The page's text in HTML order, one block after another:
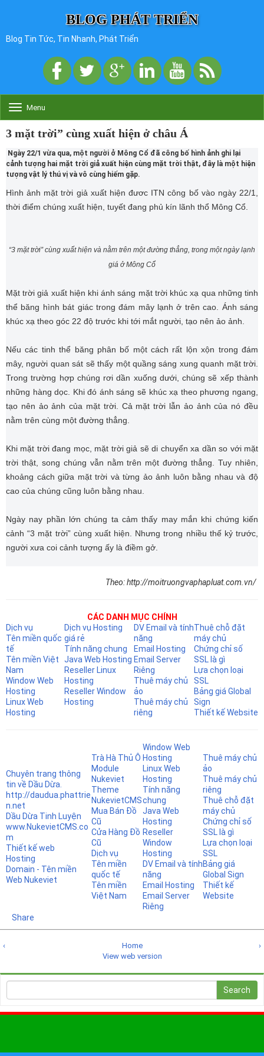
BLOG PHÁT TRIỂN
Blog Tin Tức, Tin Nhanh, Phát Triển
o
g
g
l
e
n
v
i
n
Menu
3 mặt trời” cùng xuất hiện ở châu Á
Ngày 22/1 vừa qua, một người ở Mông Cổ đã công bố hình ảnh ghi lại
cảnh tượng hai mặt trời giả xuất hiện cùng mặt trời thật, đây là một hiện
tượng vật lý thú vị và vô cùng hiếm gặp.
Hình ảnh mặt trời giả xuất hiện đươc ITN công bố vào ngày 22/1,
thời điểm chúng xuất hiện, tuyết đang phủ kín lãnh thổ Mông Cổ.
“3 mặt trời” cùng xuất hiện và nằm trên một đường thẳng, trong một ngày lạnh
giá ở Mông Cổ
Mặt trời giả xuất hiện khi ánh sáng mặt trời khúc xạ qua những tinh
thể băng hình bát giác trong đám mây lạnh ở trên cao. Ánh sáng
khúc xạ theo góc 22 độ trước khi tới mắt người, tạo nên ảo ảnh.
Nếu các tinh thể băng phân bố một cách rất lộn xộn trong đám
mây, người quan sát sẽ thấy một quầng sáng xung quanh mặt trời.
Trong trường hợp chúng rơi dần xuống dưới, chúng sẽ xếp thành
những hàng dọc. Khi đó ánh sáng sẽ khúc xạ theo phương ngang,
tạo nên ảo ảnh của mặt trời. Cả mặt trời lẫn ảo ảnh của nó đều
nằm trên cùng một đường thẳng.
Khi mặt trời đang mọc, mặt trời giả sẽ di chuyển xa dần so với mặt
trời thật, song chúng vẫn nằm trên một đường thẳng. Tuy nhiên,
khoảng cách giữa mặt trời và từng ảo ảnh luôn bằng nhau và độ
cao của chúng cũng luôn bằng nhau.
Ngày nay phần lớn chúng ta cảm thấy may mắn khi chứng kiến
cảnh “3 mặt trời” cùng xuất hiện. Nhưng trong nhiều thế kỷ trước,
người xưa coi cảnh tượng ấy là điềm gở.
Theo: http://moitruongvaphapluat.com.vn/
CÁC DANH MỤC CHÍNH
Dịch vụ
Tên miền quốc
tế
Tên miền Việt
Nam
Window Web
Hosting
Linux Web
Hosting
Dịch vụ Hosting
giá rẻ
Tính năng chung
Java Web Hosting
Reseller Linux
Hosting
Reseller Window
Hosting
DV Email và tính
năng
Email Hosting
Email Server
Riêng
Thuê máy chủ
ảo
Thuê máy chủ
riêng
Thuê chỗ đặt
máy chủ
Chứng chỉ số
SSL là gì
Lựa chọn loại
SSL
Bảng giá Global
Sign
Thiết kế Website
Chuyên trang thông
tin về Dầu Dừa.
http://daudua.phattrie
n.net
Dầu Dừa Tinh Luyện
www.NukevietCMS.co
m
Thiết kế web
Hosting
Domain - Tên miền
Web Nukeviet
Trà Hà Thủ Ô
Module
Nukeviet
Theme
NukevietCMS
Mua Bán Đồ
Cũ
Cửa Hàng Đồ
Cũ
Dịch vụ
Tên miền
quốc tế
Tên miền
Việt Nam
Window Web
Hosting
Linux Web
Hosting
Tính năng
chung
Java Web
Hosting
Reseller
Window
Hosting
DV Email và tính
năng
Email Hosting
Email Server
Riêng
Thuê máy chủ
ảo
Thuê máy chủ
riêng
Thuê chỗ đặt
máy chủ
Chứng chỉ số
SSL là gì
Lựa chọn loại
SSL
Bảng giá
Global Sign
Thiết kế
Website
Share
‹ ›
Home
View web version